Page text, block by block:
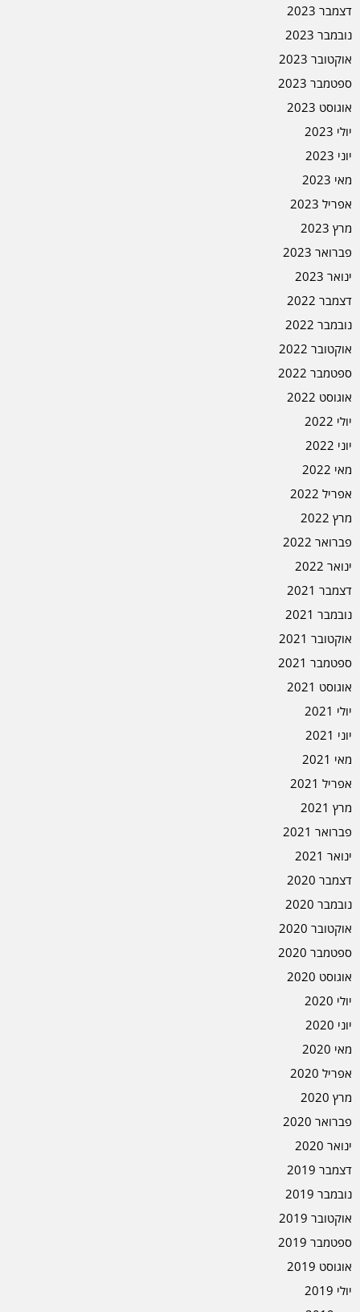
דצמבר 2023
נובמבר 2023
אוקטובר 2023
ספטמבר 2023
אוגוסט 2023
יולי 2023
יוני 2023
מאי 2023
אפריל 2023
מרץ 2023
פברואר 2023
ינואר 2023
דצמבר 2022
נובמבר 2022
אוקטובר 2022
ספטמבר 2022
אוגוסט 2022
יולי 2022
יוני 2022
מאי 2022
אפריל 2022
מרץ 2022
פברואר 2022
ינואר 2022
דצמבר 2021
נובמבר 2021
אוקטובר 2021
ספטמבר 2021
אוגוסט 2021
יולי 2021
יוני 2021
מאי 2021
אפריל 2021
מרץ 2021
פברואר 2021
ינואר 2021
דצמבר 2020
נובמבר 2020
אוקטובר 2020
ספטמבר 2020
אוגוסט 2020
יולי 2020
יוני 2020
מאי 2020
אפריל 2020
מרץ 2020
פברואר 2020
ינואר 2020
דצמבר 2019
נובמבר 2019
אוקטובר 2019
ספטמבר 2019
אוגוסט 2019
יולי 2019